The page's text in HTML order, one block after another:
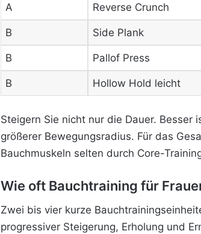
A Reverse Crunch
B Side Plank
B Pallof Press
B Hollow Hold leicht
Steigern Sie nicht nur die Dauer. Besser
größerer Bewegungsradius. Für das
Bauchmuskeln selten durch Core-
Wie oft Bauchtraining für
Zwei bis vier kurze
progressiver Steigerung, Erholung und